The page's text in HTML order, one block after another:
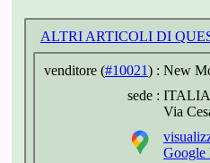
ALTRI ARTICOLI DI
venditore (#10021) : New
sede :
Via
Google